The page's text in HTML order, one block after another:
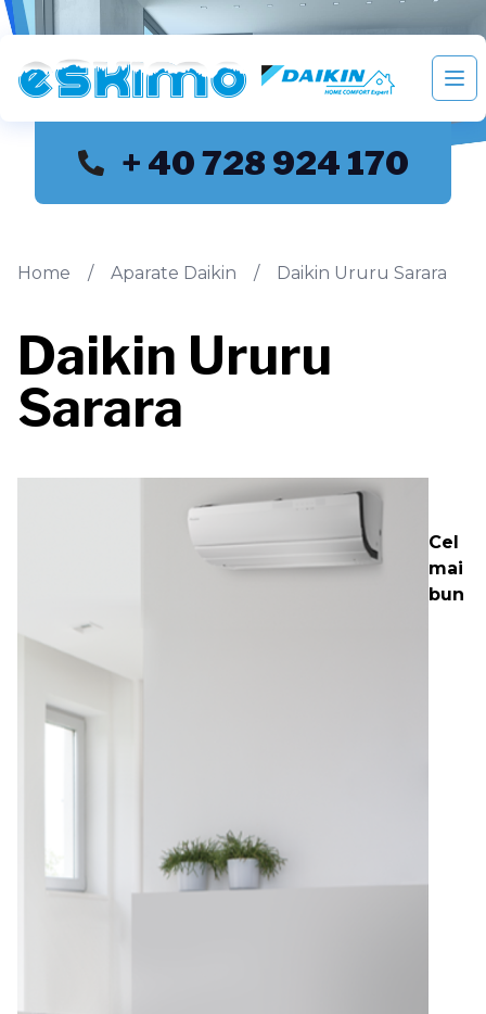
Home / Aparate Daikin / Daikin Ururu Sarara
Eskimo distribuie si monteaza aparate de aer
+ 40 728 924 170
Daikin Ururu
Sarara
Cel
mai
bun